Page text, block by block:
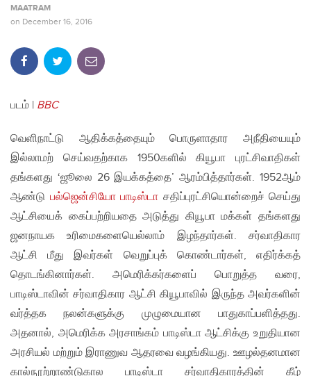
MAATRAM
on December 16, 2016
படம் | BBC
வெளிநாட்டு ஆதிக்கத்தையும் பொருளாதார அநீதியையும்
இல்லாமற் செய்வதற்காக 1950களில் கியூபா புரட்சிவாதிகள்
தங்களது ‘ஜூலை 26 இயக்கத்தை’ ஆரம்பித்தார்கள். 1952ஆம்
ஆண்டு பல்ஜென்சியோ பாடிஸ்டா சதிப்புரட்சியொன்றைச் செய்து
ஆட்சியைக் கைப்பற்றியதை அடுத்து கியூபா மக்கள் தங்களது
ஜனநாயக உரிமைகளையெல்லாம் இழந்தார்கள். சர்வாதிகார
ஆட்சி மீது இவர்கள் வெறுப்புக் கொண்டார்கள், எதிர்க்கத்
தொடங்கினார்கள். அமெரிக்கர்களைப் பொறுத்த வரை,
பாடிஸ்டாவின் சர்வாதிகார ஆட்சி கியூபாவில் இருந்த அவர்களின்
வர்த்தக நலன்களுக்கு முழுமையான பாதுகாப்பளித்தது.
அதனால், அமெரிக்க அரசாங்கம் பாடிஸ்டா ஆட்சிக்கு உறுதியான
அரசியல் மற்றும் இராணுவ ஆதரவை வழங்கியது. ஊழல்தனமான
கால்நூற்றாண்டுகால பாடிஸ்டா சர்வாதிகாரத்தின் கீழ்